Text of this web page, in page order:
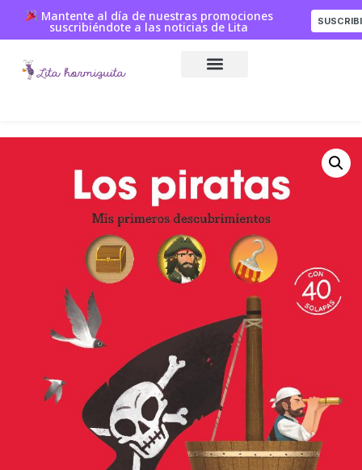
Mantente al día de nuestras promociones
suscribiéndote a las noticias de Lita